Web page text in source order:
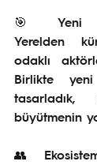
🎯 Yeni
Yerelden
odaklı
Birlikte
tasarladık,
büyütmenin
👥